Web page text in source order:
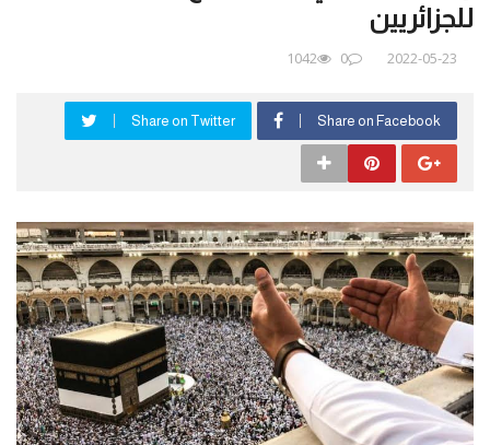
للجزائريين
2022-05-23
0
1042
Share on Facebook
Share on Twitter